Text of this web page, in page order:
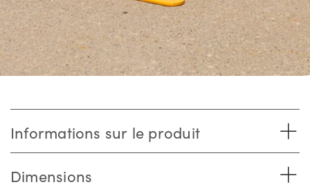
Informations sur le produit
Dimensions